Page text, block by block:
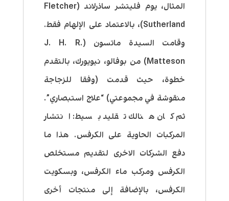
المثال، يوم فليتشر ساذرلاند (Fletcher
Sutherland)، بالاعتماد على الإلهام فقط.
وقامت السيدة ماتسون (J. H. R.
Matteson) من بوفالو، نيويورك، بالتقدم
خطوة، حيث قدمت (وفقا للزجاجة
منقوشة في مجموعتي) “علاج استبصاري”.
ثم كان هنالك تقليد بسيط: انتشار
المركبات الحاوية على الكرفس. هذا ما
دفع الشركات الاخرى لتقديم مستخلص
الكرفس ومركب ماء الكرفس، وبسكويت
الكرفس، بالإضافة إلى منتجات أخرى